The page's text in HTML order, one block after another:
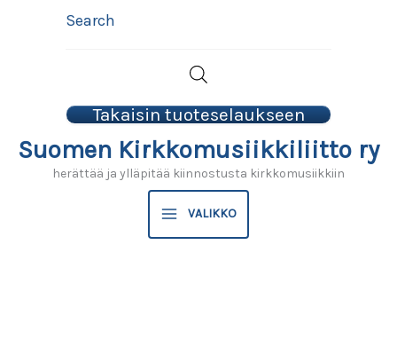
Search
Takaisin tuoteselaukseen
Suomen Kirkkomusiikkiliitto ry
herättää ja ylläpitää kiinnostusta kirkkomusiikkiin
VALIKKO